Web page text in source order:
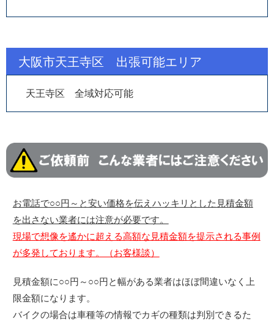
大阪市天王寺区 出張可能エリア
天王寺区 全域対応可能
お電話で○○円～と安い価格を伝えハッキリとした見積金額
を出さない業者には注意が必要です。
現場で想像を遙かに超える高額な見積金額を提示される事例
が多発しております。（お客様談）
見積金額に○○円～○○円と幅がある業者はほぼ間違いなく上
限金額になります。
バイクの場合は車種等の情報でカギの種類は判別できるた